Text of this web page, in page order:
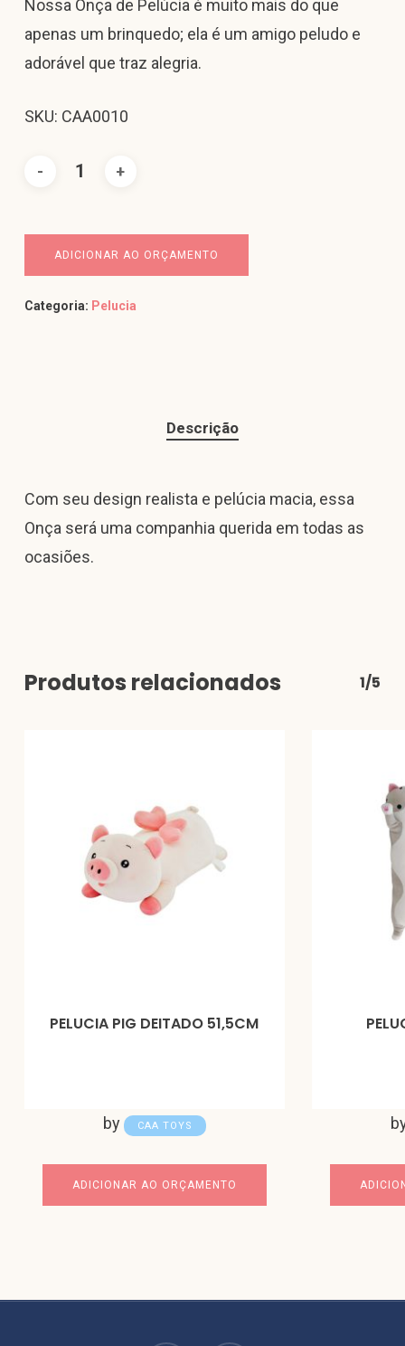
Nossa Onça de Pelúcia é muito mais do que
apenas um brinquedo; ela é um amigo peludo e
adorável que traz alegria.
SKU: CAA0010
ADICIONAR AO ORÇAMENTO
Categoria: Pelucia
Descrição
Com seu design realista e pelúcia macia, essa
Onça será uma companhia querida em todas as
ocasiões.
Produtos relacionados 1/5
PELUCIA PIG DEITADO 51,5CM
by CAA TOYS
ADICIONAR AO ORÇAMENTO